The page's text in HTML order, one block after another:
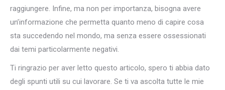
raggiungere. Infine, ma non per importanza, bisogna avere
un’informazione che permetta quanto meno di capire cosa
sta succedendo nel mondo, ma senza essere ossessionati
dai temi particolarmente negativi.
Ti ringrazio per aver letto questo articolo, spero ti abbia dato
degli spunti utili su cui lavorare. Se ti va ascolta tutte le mie